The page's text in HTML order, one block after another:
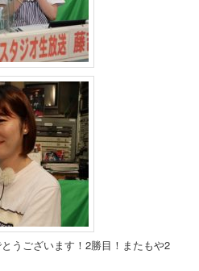
うございます！2勝目！またもや2